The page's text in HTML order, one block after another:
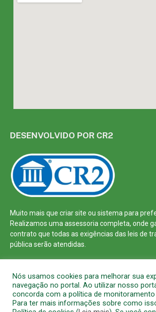
DESENVOLVIDO POR CR2
Muito mais que criar site ou sistema para
Realizamos uma assessoria completa, onde
contrato que todas as exigências das leis de
pública serão atendidas.
Nós usamos cookies para melhorar sua
navegação no portal. Ao utilizar nosso
concorda com a política de
Para ter mais informações sobre como